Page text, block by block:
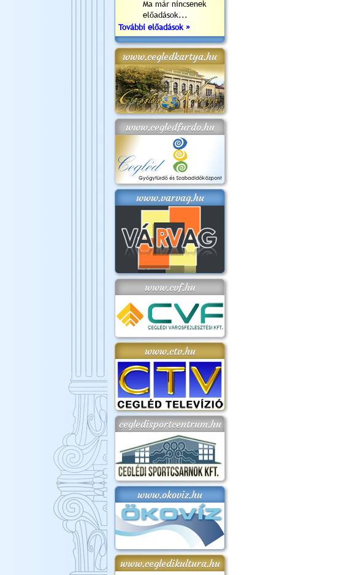
Ma már nincsenek
előadások...
További előadások »
www.cegledkartya.hu
www.cegledfurdo.hu
www.varvag.hu
www.cvf.hu
www.ctv.hu
cegledisportcentrum.hu
www.okoviz.hu
www.cegledikultura.hu